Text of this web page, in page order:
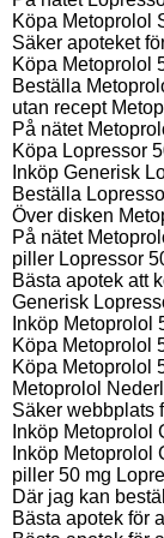
Köpa Metoprolol
Säker apoteket
Köpa Metoprolol
Beställa
utan recept
På nätet
Köpa Lopressor
Inköp Generisk
Beställa
Över disken
På nätet
piller Lopressor
Bästa apotek att
Generisk
Inköp Metoprolol
Köpa Metoprolol
Köpa Metoprolol
Metoprolol
Säker webbplats
Inköp Metoprolol
Inköp Metoprolol
piller 50 mg
Där jag kan
Bästa apotek för